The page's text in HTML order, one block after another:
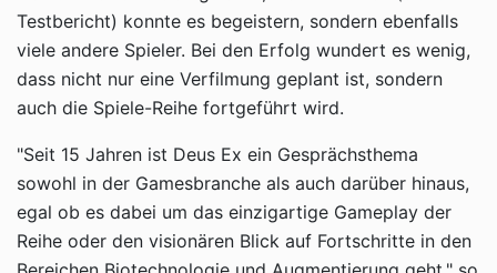
Testbericht) konnte es begeistern, sondern ebenfalls
viele andere Spieler. Bei den Erfolg wundert es wenig,
dass nicht nur eine Verfilmung geplant ist, sondern
auch die Spiele-Reihe fortgeführt wird.
"Seit 15 Jahren ist Deus Ex ein Gesprächsthema
sowohl in der Gamesbranche als auch darüber hinaus,
egal ob es dabei um das einzigartige Gameplay der
Reihe oder den visionären Blick auf Fortschritte in den